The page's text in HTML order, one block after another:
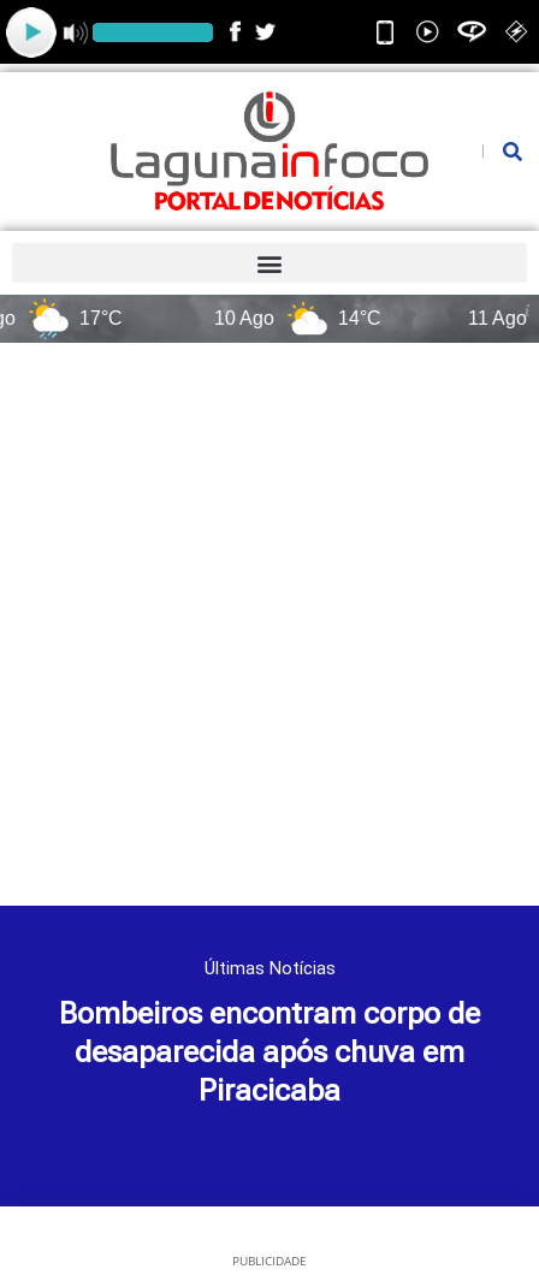
para
o
17°C 14°C
Últimas Notícias
Bombeiros encontram corpo de
desaparecida após chuva em
Piracicaba
PUBLICIDADE